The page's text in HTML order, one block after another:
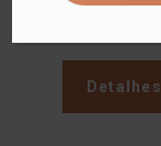
Detalhes